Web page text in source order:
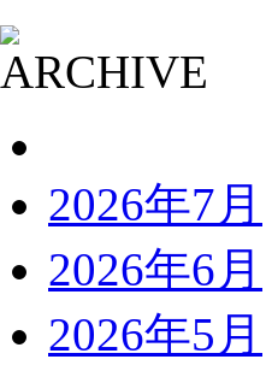
2026年7月
2026年6月
2026年5月